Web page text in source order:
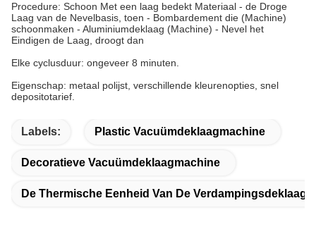
Procedure: Schoon Met een laag bedekt Materiaal - de Droge
Laag van de Nevelbasis, toen - Bombardement die (Machine)
schoonmaken - Aluminiumdeklaag (Machine) - Nevel het
Eindigen de Laag, droogt dan
Elke cyclusduur: ongeveer 8 minuten.
Eigenschap: metaal polijst, verschillende kleurenopties, snel
depositotarief.
Labels: Plastic Vacuümdeklaagmachine
Decoratieve Vacuümdeklaagmachine
De Thermische Eenheid Van De Verdampingsdeklaag